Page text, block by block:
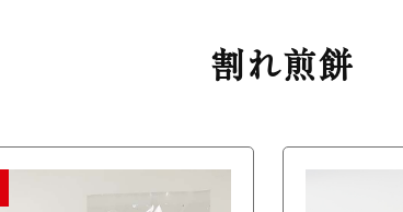
割れ煎餅